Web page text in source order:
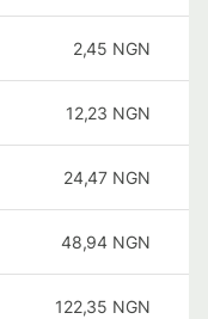
2,45 NGN
12,23 NGN
24,47 NGN
48,94 NGN
122,35 NGN